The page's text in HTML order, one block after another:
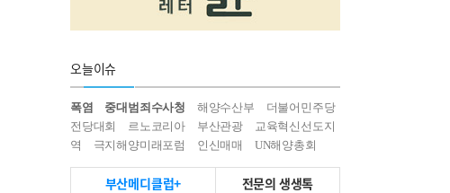
오늘이슈
폭염 중대범죄수사청 해양수산부
더불어민주당
전당대회
르노코리아 부산관광
교육혁신선도지
역
극지해양미래포럼 인신매매 UN해양총회
부산메디클럽+ 전문의 생생톡